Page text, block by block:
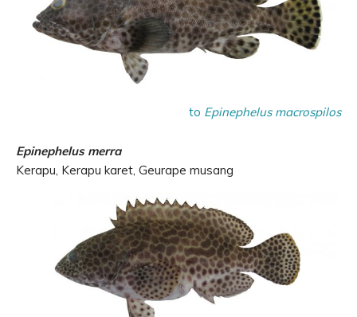
to Epinephelus macrospilos
Epinephelus merra
Kerapu, Kerapu karet, Geurape musang